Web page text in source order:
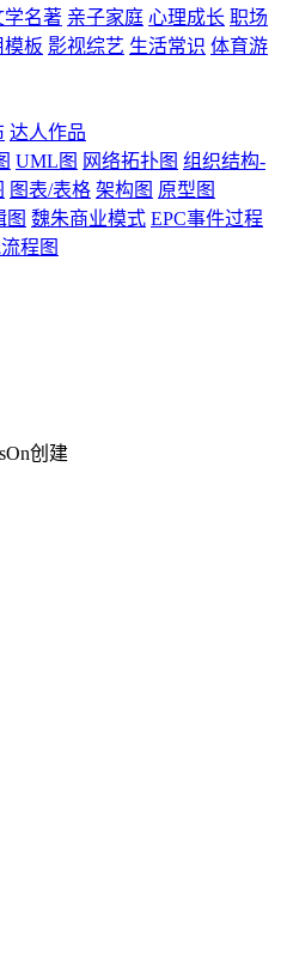
学名著 亲子家庭 心理成长 职场
模板 影视综艺 生活常识 体育游
达人作品
UML图 网络拓扑图 组织结构-
图表/表格 架构图 原型图
图 魏朱商业模式 EPC事件过程
程图
创建